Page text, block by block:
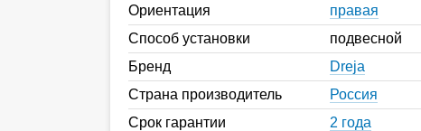
Ориентация
правая
Способ установки
подвесной
Бренд
Dreja
Страна производитель
Россия
Срок гарантии
2 года